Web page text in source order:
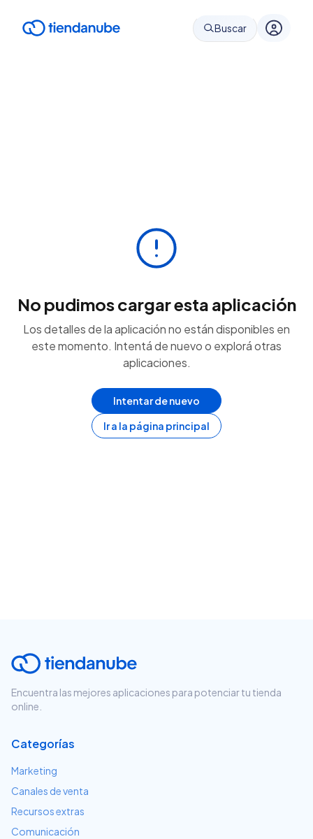
Buscar
No pudimos cargar esta aplicación
Los detalles de la aplicación no están disponibles en
este momento. Intentá de nuevo o explorá otras
aplicaciones.
Intentar de nuevo
Ir a la página principal
Encuentra las mejores aplicaciones para potenciar tu tienda
online.
Categorías
Marketing
Canales de venta
Recursos extras
Comunicación